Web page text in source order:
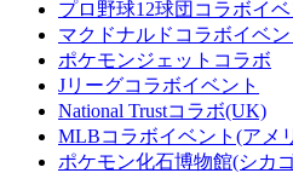
プロ野球12球団コラボイベ
マクドナルドコラボイベン
ポケモンジェットコラボ
Jリーグコラボイベント
National Trustコラボ(UK)
MLBコラボイベント(アメ
ポケモン化石博物館(シカ